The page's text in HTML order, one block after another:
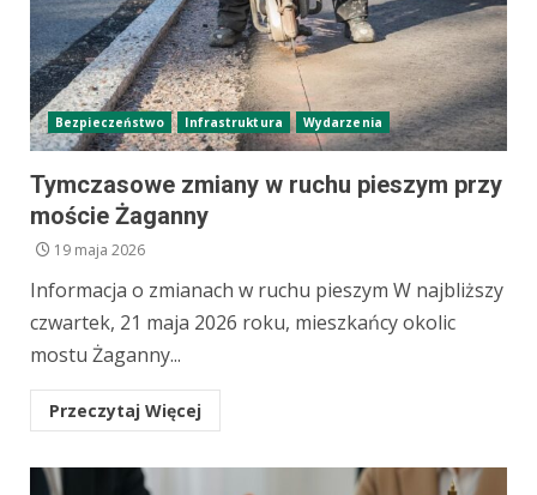
Bezpieczeństwo Infrastruktura Wydarzenia
Tymczasowe zmiany w ruchu pieszym przy
moście Żaganny
19 maja 2026
Informacja o zmianach w ruchu pieszym W najbliższy
czwartek, 21 maja 2026 roku, mieszkańcy okolic
mostu Żaganny...
Przeczytaj Więcej